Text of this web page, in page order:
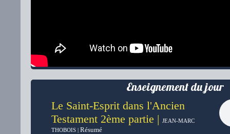
Enseignement du jour
Le Saint-Esprit dans l'Ancien
Testament 2ème partie | JEAN-MARC
THOBOIS | Résumé